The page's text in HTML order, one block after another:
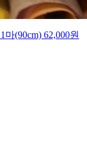
(90cm) 62,000원